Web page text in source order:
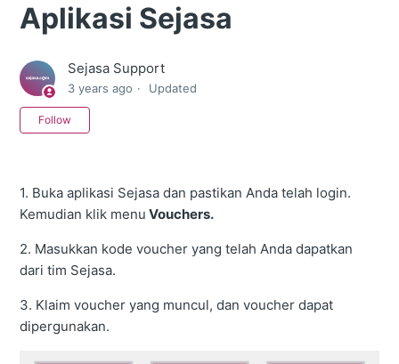
Aplikasi Sejasa
Sejasa Support
3 years ago Updated
Follow
1. Buka aplikasi Sejasa dan pastikan Anda telah login.
Kemudian klik menu Vouchers.
2. Masukkan kode voucher yang telah Anda dapatkan
dari tim Sejasa.
3. Klaim voucher yang muncul, dan voucher dapat
dipergunakan.